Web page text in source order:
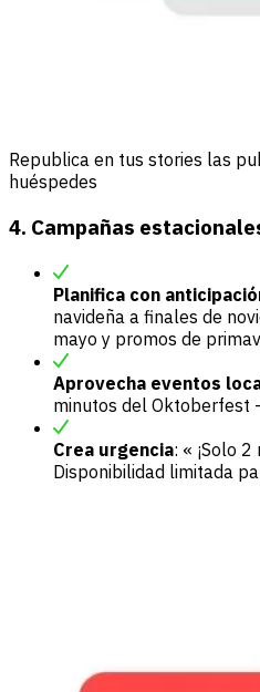
Republica en tus stories las
huéspedes
4. Campañas
Planifica con
navideña a finales de
mayo y promos de
Aprovecha eventos
minutos del Oktoberfest
Crea urgencia: « ¡Solo
Disponibilidad limitada